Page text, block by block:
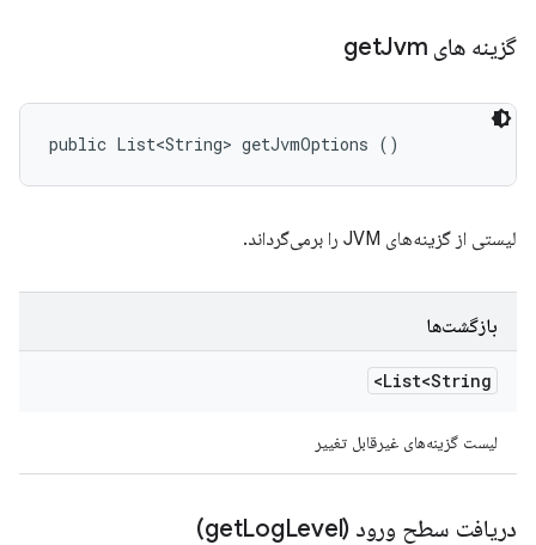
گزینه های get Jvm
public List<String> getJvmOptions ()
لیستی از گزینه‌های JVM را برمی‌گرداند.
بازگشت‌ها
List<String>
لیست گزینه‌های غیرقابل تغییر
دریافت سطح ورود (get LogLevel)